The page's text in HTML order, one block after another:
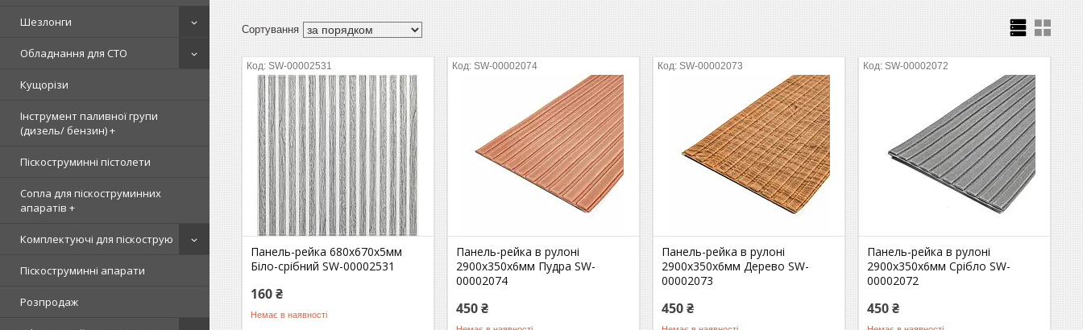
Шезлонги
Обладнання для СТО
Кущорізи
Інструмент паливної групи
(дизель/ бензин) +
Піскоструминні пістолети
Сопла для піскоструминних
апаратів +
Комплектуючі для піскострую
Піскоструминні апарати
Розпродаж
SW-00002531
Панель-рейка 680х670х5мм
Біло-срібний SW-00002531
160 ₴
Немає в наявності
SW-00002074
Панель-рейка в рулоні
2900х350х6мм Пудра SW-
00002074
450 ₴
SW-00002073
Панель-рейка в рулоні
2900х350х6мм Дерево SW-
00002073
450 ₴
SW-00002072
Панель-рейка в рулоні
2900х350х6мм Срібло SW-
00002072
450 ₴